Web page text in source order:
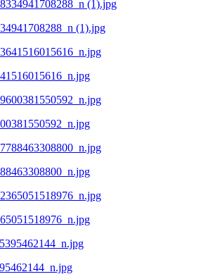
(1).jpg